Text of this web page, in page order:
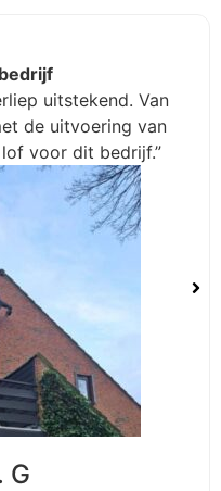
Ik ben zeer
duidelijk
V
al onze muren laten isoleren (100m2) zeer
tevreden met de uitvoering door 3 zeer
sympathieke medewerkers”
Herman. K